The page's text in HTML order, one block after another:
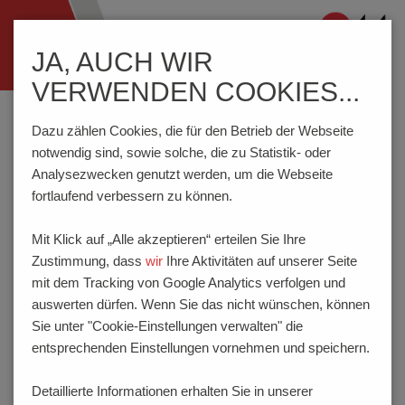
ein-/ausblenden
Home Wissenswertes Federkontakte Qualität | Lebensdauer
QUALITÄT | LEBENSDAUER
Anforderungen hinsichtlich Funktion und Lebensdauer. Die
Herstellung von PTR HARTMANN Federkontakten erfolgt
von der Entwicklung bis zum Versand nach optimierten
Abläufen. Ein Qualitätssicherungssystem gemäß EN
29001/DIN ISO 9001 garantiert die Prozesssicherheit.
Optimierung von Werkstoffen und konstruktiver Ausführung
JA, AUCH WIR
VERWENDEN COOKIES...
Dazu zählen Cookies, die für den Betrieb der Webseite
notwendig sind, sowie solche, die zu Statistik- oder
Analysezwecken genutzt werden, um die Webseite
fortlaufend verbessern zu können.
Mit Klick auf „Alle akzeptieren“ erteilen Sie Ihre
Zustimmung, dass wir Ihre Aktivitäten auf unserer Seite
mit dem Tracking von Google Analytics verfolgen und
auswerten dürfen. Wenn Sie das nicht wünschen, können
Sie unter "Cookie-Einstellungen verwalten" die
entsprechenden Einstellungen vornehmen und speichern.
Detaillierte Informationen erhalten Sie in unserer